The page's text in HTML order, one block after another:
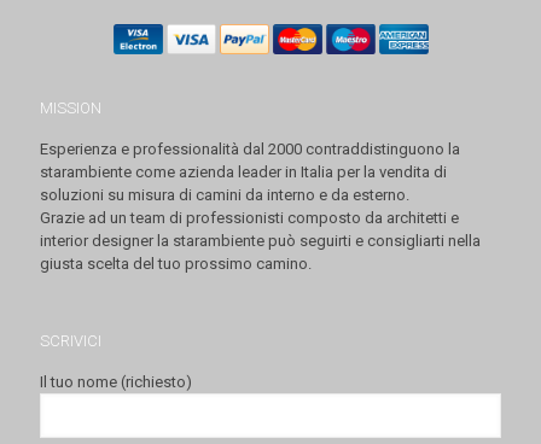
MISSION
Esperienza e professionalità dal 2000 contraddistinguono la
starambiente come azienda leader in Italia per la vendita di
soluzioni su misura di camini da interno e da esterno.
Grazie ad un team di professionisti composto da architetti e
interior designer la starambiente può seguirti e consigliarti nella
giusta scelta del tuo prossimo camino.
SCRIVICI
Il tuo nome (richiesto)